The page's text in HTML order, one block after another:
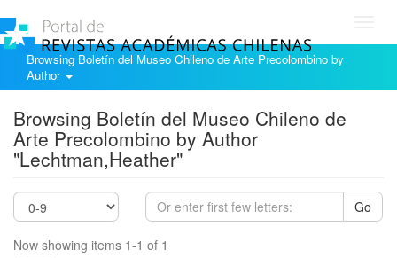
Browsing Boletín del Museo Chileno de Arte Precolombino by
Author
Browsing Boletín del Museo Chileno de
Arte Precolombino by Author
"Lechtman,Heather"
Go
Now showing items 1-1 of 1